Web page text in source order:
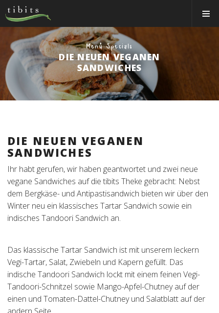
Tibits:
Home
Main
Navigation
ESSEN&TRINKEN
RESTAURANTS
EVENTS
ÜBER UNS
EVENTRÄUME
CATERING
Jobs
Gutscheine & Shop
Login
Schweiz (DE)
Menü Specials
DIE NEUEN VEGANEN
SANDWICHES
DIE NEUEN VEGANEN
SANDWICHES
Ihr habt gerufen, wir haben geantwortet und zwei neue
vegane Sandwiches auf die tibits Theke gebracht: Nebst
dem Bergkäse- und Antipastisandwich bieten wir über den
Winter neu ein klassisches Tartar Sandwich sowie ein
indisches Tandoori Sandwich an.
Das klassische Tartar Sandwich ist mit unserem leckern
Vegi-Tartar, Salat, Zwiebeln und Kapern gefüllt. Das
indische Tandoori Sandwich lockt mit einem feinen Vegi-
Tandoori-Schnitzel sowie Mango-Apfel-Chutney auf der
einen und Tomaten-Dattel-Chutney und Salatblatt auf der